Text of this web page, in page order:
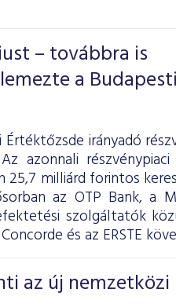
– továbbra is
a Budapesti
irányadó
azonnali
milliárd forintos
az OTP Bank, a
szolgáltatók
és az ERSTE
az új nemzetközi